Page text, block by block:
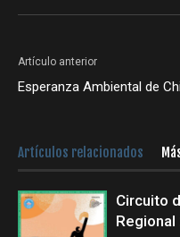
Artículo anterior
Esperanza Ambiental de
Artículos relacionados
Circuito
Regional